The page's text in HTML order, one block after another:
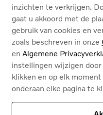
inzichten te verkrijgen.
gaat u akkoord met de
gebruik van cookies en
zoals beschreven in onze
en Algemene
instellingen wijzigen
klikken en op elk
onderaan elke pagina te